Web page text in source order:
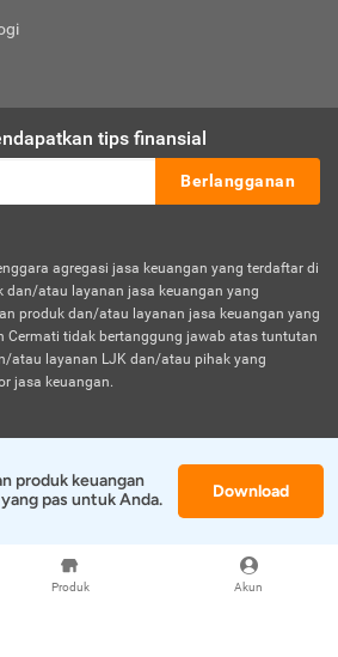
Produk Akun
tips finansial
Berlangganan
agregasi jasa keuangan yang terdaftar di
dan/atau layanan jasa keuangan yang
produk dan/atau layanan jasa keuangan yang
Cermati tidak bertanggung jawab atas tuntutan
atau layanan LJK dan/atau pihak yang
jasa keuangan.
produk keuangan
pas untuk Anda.
Download